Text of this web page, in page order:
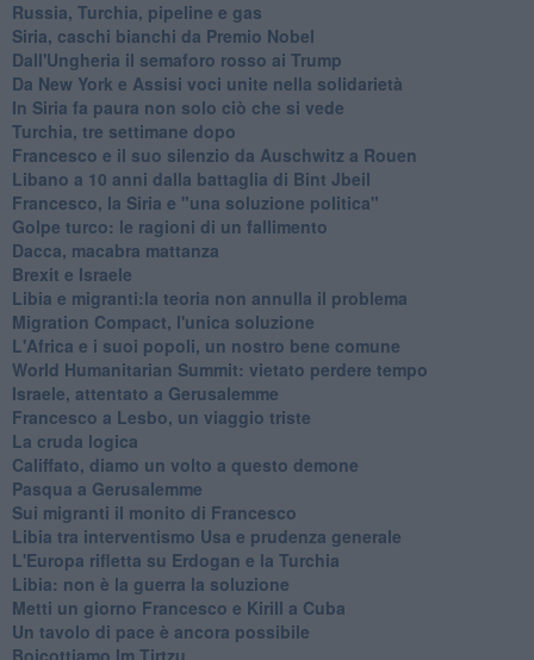
Russia, Turchia, pipeline e gas
Siria, caschi bianchi da Premio Nobel
Dall'Ungheria il semaforo rosso ai Trump
Da New York e Assisi voci unite nella solidarietà
In Siria fa paura non solo ciò che si vede
Turchia, tre settimane dopo
Francesco e il suo silenzio da Auschwitz a Rouen
Libano a 10 anni dalla battaglia di Bint Jbeil
Francesco, la Siria e "una soluzione politica"
Golpe turco: le ragioni di un fallimento
Dacca, macabra mattanza
Brexit e Israele
Libia e migranti:la teoria non annulla il problema
Migration Compact, l'unica soluzione
L'Africa e i suoi popoli, un nostro bene comune
World Humanitarian Summit: vietato perdere tempo
Israele, attentato a Gerusalemme
Francesco a Lesbo, un viaggio triste
La cruda logica
Califfato, diamo un volto a questo demone
Pasqua a Gerusalemme
Sui migranti il monito di Francesco
Libia tra interventismo Usa e prudenza generale
L'Europa rifletta su Erdogan e la Turchia
Libia: non è la guerra la soluzione
Metti un giorno Francesco e Kirill a Cuba
Un tavolo di pace è ancora possibile
Boicottiamo Im Tirtzu